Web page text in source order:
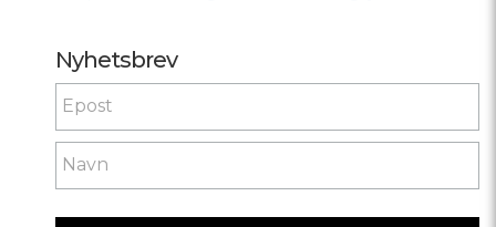
Nyhetsbrev
Nyhetsbrev
are
human,
this
field